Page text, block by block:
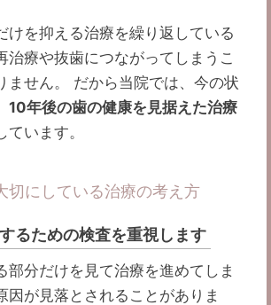
けを抑える治療を繰り返している
治療や抜歯につながってしまうこ
ません。 だから当院では、今の状
10年後の歯の健康を見据えた治療
ています。
切にしている治療の考え方
るための検査を重視します
部分だけを見て治療を進めてしま
因が見落とされることがありま